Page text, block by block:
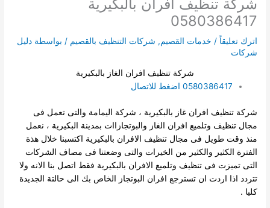
شركة تنظيف افران بالبكيرية
0580386417
اترك تعليقاً / خدمات القصيم, شركات التنظيف بالقصيم / بواسطة دليل
شركات
شركة تنظيف افران الغاز بالبكيرية
0580386417 اضغط للاتصال
شركة تنظيف افران غاز بالبكيرية ، شركة اليمامة والتى تعمل فى
مجال تنظيف وتلميع افران الغاز والبوتجازاات بمدينة البكيرية ، نعمل
منذ وقت طويل فى مجال تنظيف الافران بالبكيرية اكتسبنا خلال هذة
الفترة الكثير والكثير من الخيرات والتى وضعتنا فى مصاف الشركات
التى تميزت فى تنظيف وتلميع الافران بالبكيرية فقط اتصل بنا الانه ولا
تتردد اذا اردت ان تسترجع افران البوتجاز الخاص بك الى حالتة الجديدة
كليا .